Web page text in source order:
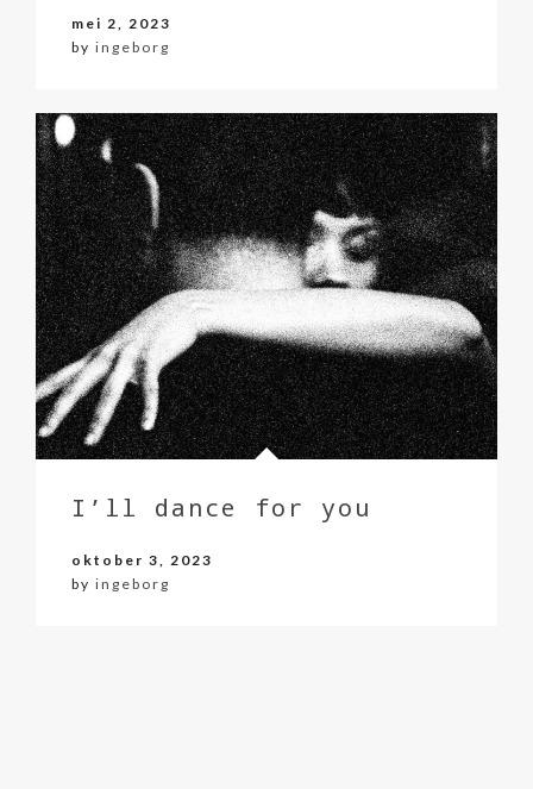
mei 2, 2023
by ingeborg
I’ll dance for you
oktober 3, 2023
by ingeborg